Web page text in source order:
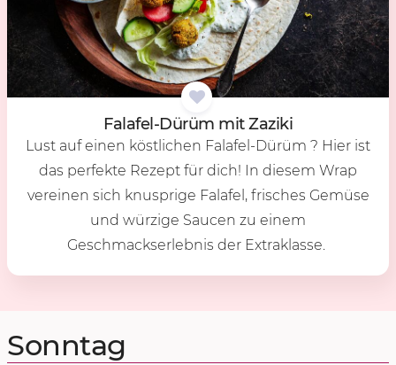
Fa­la­fel-Dürüm mit Za­zi­ki
Lust auf einen köstlichen Falafel-Dürüm ? Hier ist
das perfekte Rezept für dich! In diesem Wrap
vereinen sich knusprige Falafel, frisches Gemüse
und würzige Saucen zu einem
Geschmackserlebnis der Extraklasse.
Sonntag